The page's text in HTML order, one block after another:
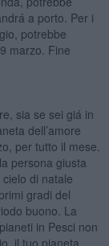
a porto. Per i
potrebbe
marzo. Fine
sia se sei giá in
dell’amore
per tutto il mese.
persona giusta
di natale
gradi del
buono. La
in Pesci non
il tuo pianeta